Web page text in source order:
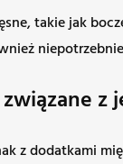
takie jak
niepotrzebnie
z dodatkami